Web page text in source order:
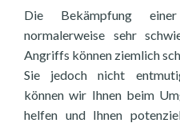
Die Bekämpfung
normalerweise sehr
Angriffs können ziemlich
Sie jedoch nicht
können wir Ihnen beim
helfen und Ihnen